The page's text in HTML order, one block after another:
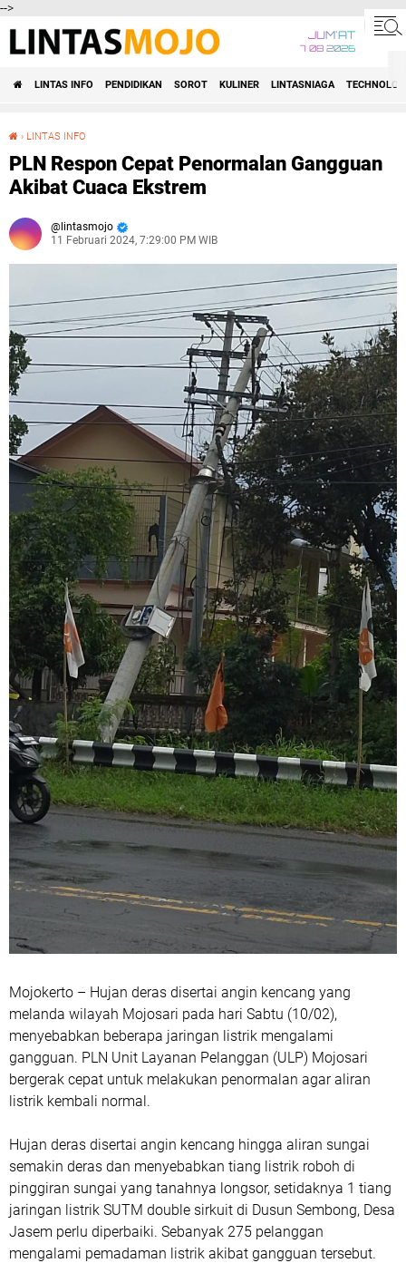
-->
JUM'AT
7 08 2026
LINTAS INFO PENDIDIKAN SOROT KULINER LINTASNIAGA
› LINTAS INFO
PLN Respon Cepat Penormalan Gangguan
Akibat Cuaca Ekstrem
lintasmojo
11 Februari 2024, 7:29:00 PM WIB
Mojokerto – Hujan deras disertai angin kencang yang
melanda wilayah Mojosari pada hari Sabtu (10/02),
menyebabkan beberapa jaringan listrik mengalami
gangguan. PLN Unit Layanan Pelanggan (ULP) Mojosari
bergerak cepat untuk melakukan penormalan agar aliran
listrik kembali normal.
Hujan deras disertai angin kencang hingga aliran sungai
semakin deras dan menyebabkan tiang listrik roboh di
pinggiran sungai yang tanahnya longsor, setidaknya 1 tiang
jaringan listrik SUTM double sirkuit di Dusun Sembong, Desa
Jasem perlu diperbaiki. Sebanyak 275 pelanggan
mengalami pemadaman listrik akibat gangguan tersebut.